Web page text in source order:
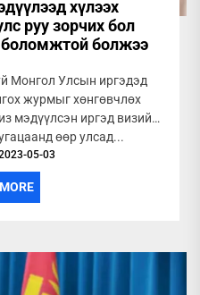
хүлээх
руу зорчих бол
боломжтой болжээ
Монгол Улсын иргэдэд
журмыг хөнгөвчлөх
мэдүүлсэн иргэд визийн
өөр улсад...
05-03